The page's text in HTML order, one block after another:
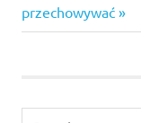
przechowywać